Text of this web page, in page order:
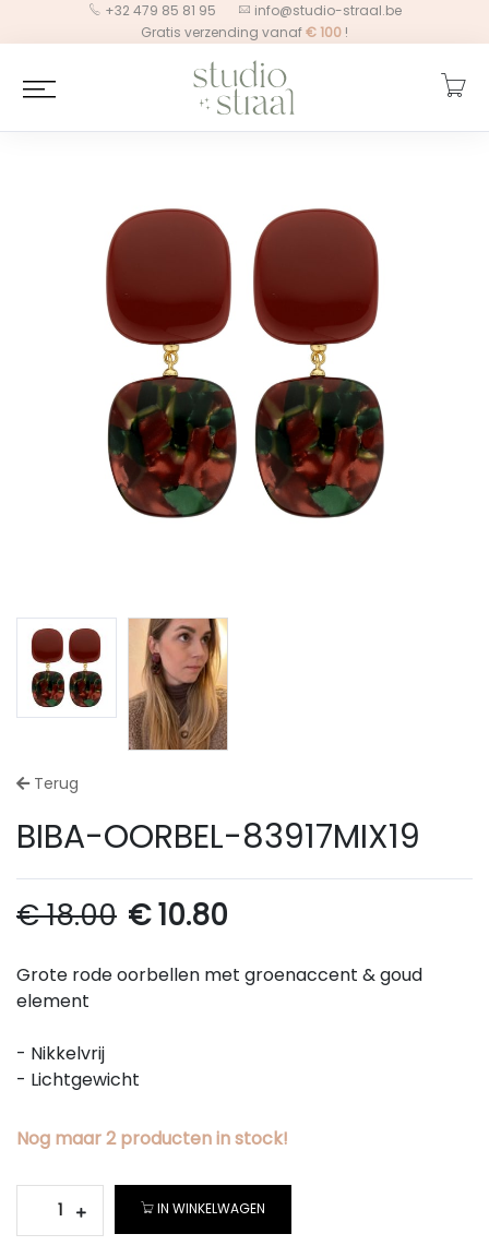
+32 479 85 81 95
info@studio-straal.be
Gratis verzending vanaf€100 !
Terug
BIBA-OORBEL-83917MIX19
€18.00 €10.80
Grote rode oorbellen met groenaccent & goud
element
- Nikkelvrij
- Lichtgewicht
Nog maar2 productenin stock!
IN WINKELWAGEN